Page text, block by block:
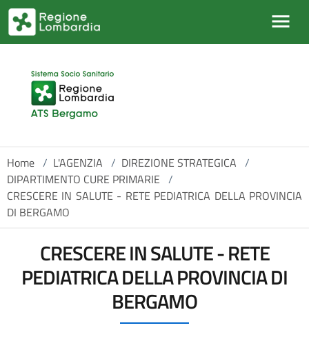
Salta al contenuto principale
Home / L'AGENZIA / DIREZIONE STRATEGICA /
DIPARTIMENTO CURE PRIMARIE /
CRESCERE IN SALUTE - RETE PEDIATRICA DELLA PROVINCIA
DI BERGAMO
CRESCERE IN SALUTE - RETE
PEDIATRICA DELLA PROVINCIA DI
BERGAMO